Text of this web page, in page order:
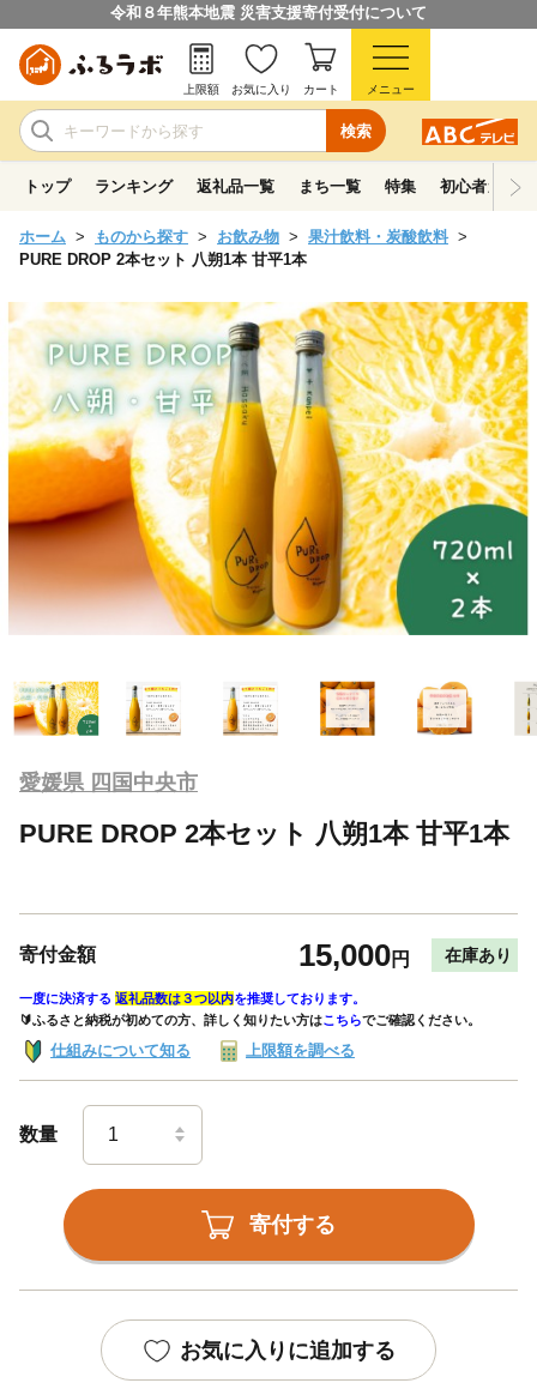
令和８年熊本地震 災害支援寄付受付について
検索
上限額 お気に入り カート メニュー
トップ ランキング 返礼品一覧 まち一覧 特集 初心者ガイド
ホーム ものから探す お飲み物
果汁飲料・炭酸飲料
PURE DROP 2本セット 八朔1本 甘平1本
愛媛県 四国中央市
PURE DROP 2本セット 八朔1本 甘平1本
寄付金額 15,000円 在庫あり
一度に決済する 返礼品数は３つ以内を推奨しております。
🔰ふるさと納税が初めての方、詳しく知りたい方はこちらでご確認ください。
仕組みについて知る 上限額を調べる
数量
寄付する
お気に入りに追加する